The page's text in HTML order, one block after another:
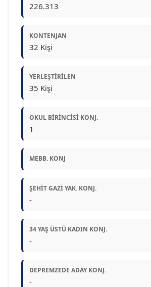
226.313
KONTENJAN
32 Kişi
YERLEŞTIRILEN
35 Kişi
OKUL BIRINCISI KONJ.
1
MEBB. KONJ
ŞEHIT GAZI YAK. KONJ.
-
34 YAŞ ÜSTÜ KADIN KONJ.
-
DEPREMZEDE ADAY KONJ.
-